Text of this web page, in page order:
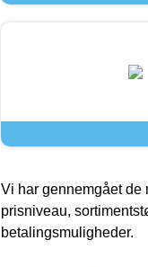
Vi har gennemgået de
prisniveau,
betalingsmuligheder.